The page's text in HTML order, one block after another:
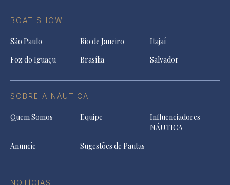
BOAT SHOW
São Paulo Rio de Janeiro
Itajaí
Foz do Iguaçu
Brasília Salvador
SOBRE A NÁUTICA
Quem Somos Equipe
Influenciadores
NÁUTICA
Anuncie
Sugestões de Pautas
NOTÍCIAS